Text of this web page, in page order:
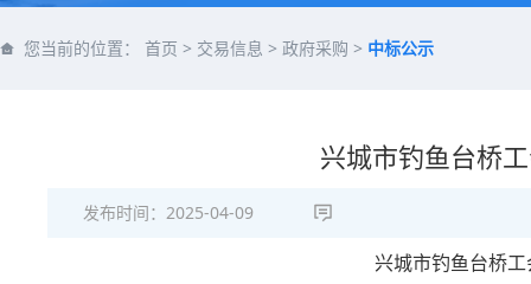
您当前的位置： 首页 > 交易信息 > 政府采购 > 中标公示
兴城市钓鱼台桥
发布时间： 2025-04-09
兴城市钓鱼台桥